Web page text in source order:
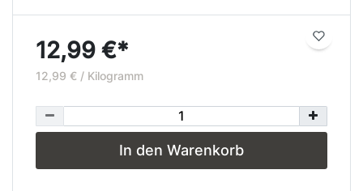
12,99 €*
12,99 € / Kilogramm
In den Warenkorb